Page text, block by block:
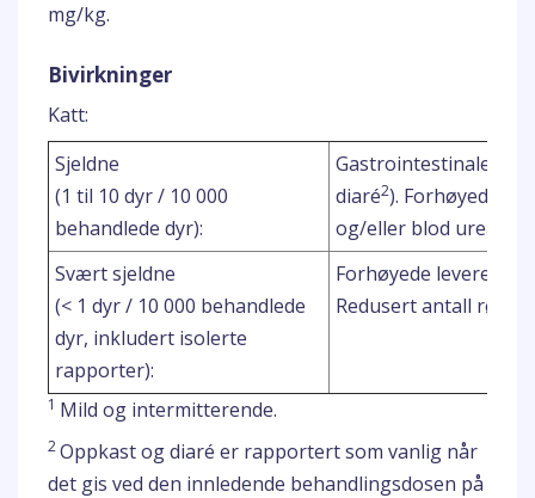
mg/kg.
Bivirkninger
Katt:
Sjeldne
(1 til 10 dyr / 10 000
behandlede dyr):
Gastrointestinale
diaré2). Forhøyede
og/eller blod urea
Svært sjeldne
(< 1 dyr / 10 000 behandlede
dyr, inkludert isolerte
rapporter):
Forhøyede
Redusert antall røde
1 Mild og intermitterende.
2Oppkast og diaré er rapportert som vanlig når
det gis ved den innledende behandlingsdosen på